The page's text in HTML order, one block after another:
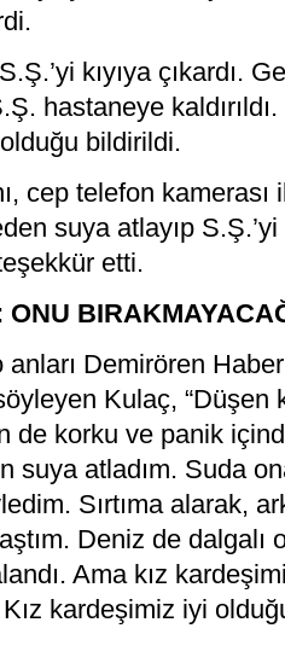
kıyıya çıkardı.
hastaneye
bildirildi.
cep telefon
suya atlayıp
etti.
ONU
Demirören Haber
Kulaç, “Düşen
de korku ve panik
suya atladım. Suda
Sırtıma alarak,
Deniz de
Ama kız
Kız kardeşimiz iyi